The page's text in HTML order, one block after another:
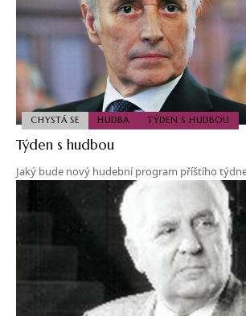
CHYSTÁ SE HUDBA TÝDEN S HUDBOU
Týden s hudbou
Jaký bude nový hudební program příštího